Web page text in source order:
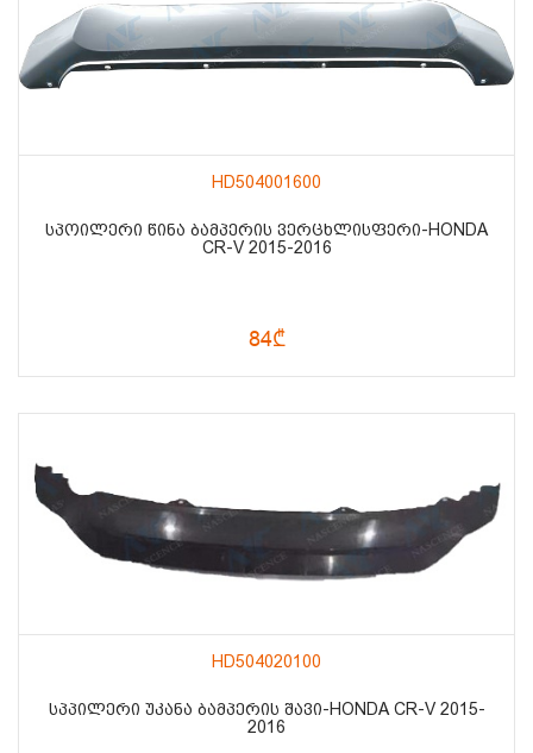
HD504001600
ᲡᲞᲝᲘᲚᲔᲠᲘ ᲬᲘᲜᲐ ᲑᲐᲛᲞᲔᲠᲘᲡ ᲕᲔᲠᲪᲮᲚᲘᲡᲤᲔᲠᲘ-HONDA
CR-V 2015-2016
84₾
HD504020100
ᲡᲞᲞᲘᲚᲔᲠᲘ ᲣᲙᲐᲜᲐ ᲑᲐᲛᲞᲔᲠᲘᲡ ᲨᲐᲕᲘ-HONDA CR-V 2015-
2016